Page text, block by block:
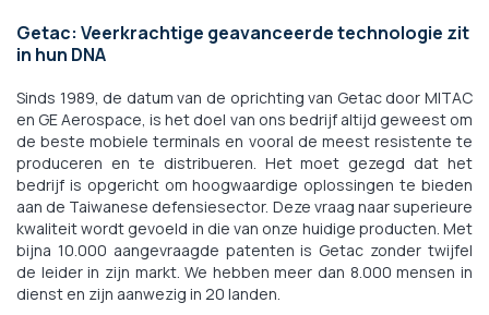
Getac: Veerkrachtige geavanceerde technologie zit
in hun DNA
Sinds 1989, de datum van de oprichting van Getac door MITAC
en GE Aerospace, is het doel van ons bedrijf altijd geweest om
de beste mobiele terminals en vooral de meest resistente te
produceren en te distribueren. Het moet gezegd dat het
bedrijf is opgericht om hoogwaardige oplossingen te bieden
aan de Taiwanese defensiesector. Deze vraag naar superieure
kwaliteit wordt gevoeld in die van onze huidige producten. Met
bijna 10.000 aangevraagde patenten is Getac zonder twijfel
de leider in zijn markt. We hebben meer dan 8.000 mensen in
dienst en zijn aanwezig in 20 landen.